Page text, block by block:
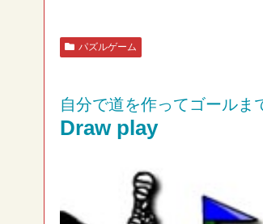
パズルゲーム
自分で道を作ってゴールま
Draw play